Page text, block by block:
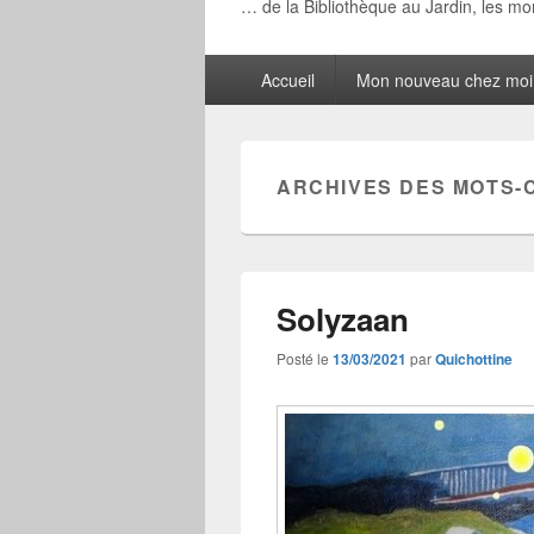
… de la Bibliothèque au Jardin, les
principalAccueil Mon nouveau chez moi
ARCHIVES DES
Solyzaan
Posté le 13/03/2021 parQuichottine